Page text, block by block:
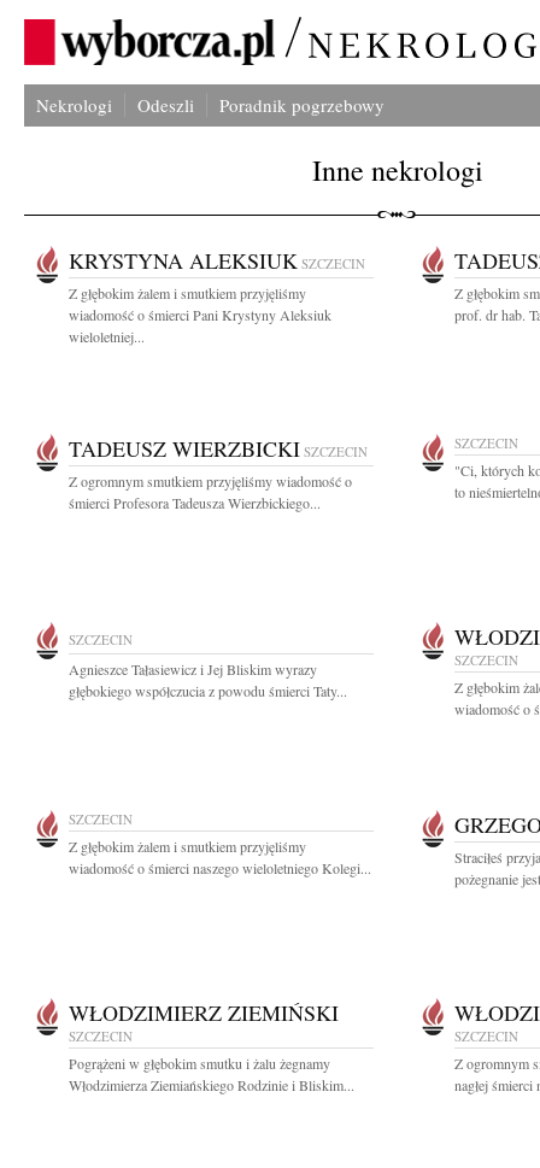
Nekrologi Odeszli Poradnik pogrzebowy
Inne nekrologi
KRYSTYNA ALEKSIUK SZCZECIN
Z głębokim żalem i smutkiem przyjęliśmy
wiadomość o śmierci Pani Krystyny Aleksiuk
wieloletniej...
Z głębokim
prof. dr hab.
TADEUSZ WIERZBICKI SZCZECIN
Z ogromnym smutkiem przyjęliśmy wiadomość o
śmierci Profesora Tadeusza Wierzbickiego...
SZCZECIN
"Ci, których
to
SZCZECIN
Agnieszce Tałasiewicz i Jej Bliskim wyrazy
głębokiego współczucia z powodu śmierci Taty...
SZCZECIN
Z głębokim
wiadomość o
SZCZECIN
Z głębokim żalem i smutkiem przyjęliśmy
wiadomość o śmierci naszego wieloletniego Kolegi...
Straciłeś
pożegnanie
WŁODZIMIERZ ZIEMIŃSKI
SZCZECIN
Pogrążeni w głębokim smutku i żalu żegnamy
Włodzimierza Ziemiańskiego Rodzinie i Bliskim...
SZCZECIN
Z ogromnym
nagłej śmierci